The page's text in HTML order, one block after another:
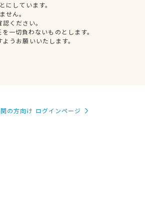
しています。
せん。
ください。
一切負わないものとします。
うお願いいたします。
の方向け ログインページ